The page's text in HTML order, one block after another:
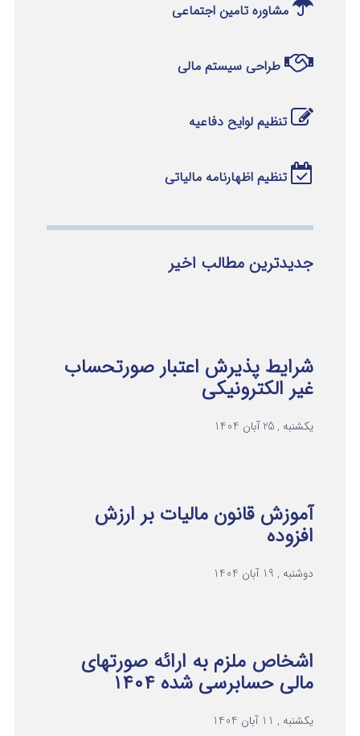
مشاوره تامین اجتماعی
طراحی سیستم مالی
تنظیم لوایح دفاعیه
تنظیم اظهارنامه مالیاتی
جدیدترین مطالب اخیر
شرایط پذیرش اعتبار صورتحساب
غیر الکترونیکی
یکشنبه , 25 آبان 1404
آموزش قانون مالیات بر ارزش
افزوده
دوشنبه , 19 آبان 1404
اشخاص ملزم به ارائه صورتهای
مالی حسابرسی شده ۱۴۰۴
یکشنبه , 11 آبان 1404